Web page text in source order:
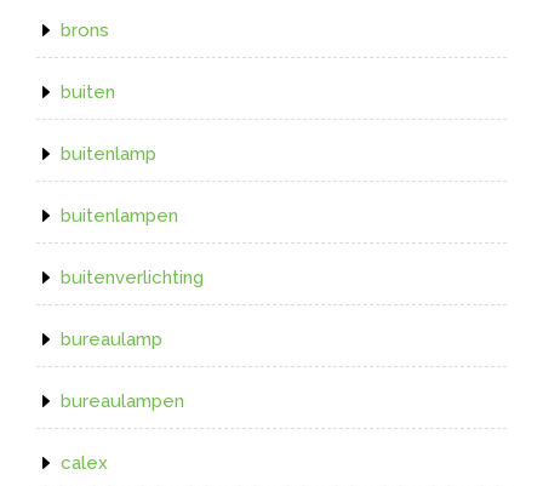
brons
buiten
buitenlamp
buitenlampen
buitenverlichting
bureaulamp
bureaulampen
calex